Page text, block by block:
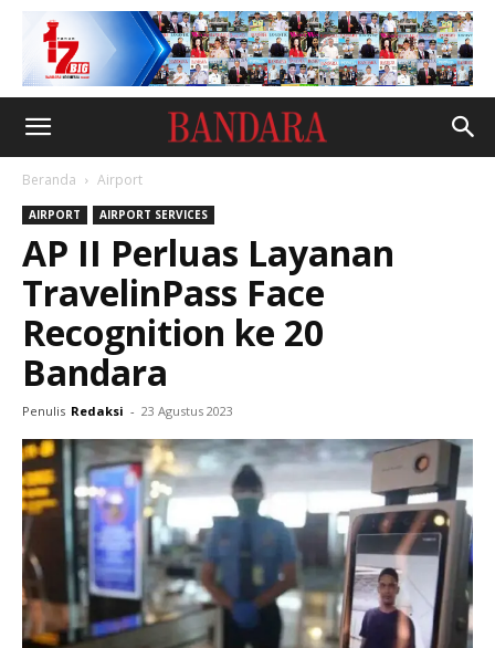
Beranda Airport
AIRPORT AIRPORT SERVICES
AP II Perluas Layanan
TravelinPass Face
Recognition ke 20
Bandara
Penulis Redaksi - 23 Agustus 2023